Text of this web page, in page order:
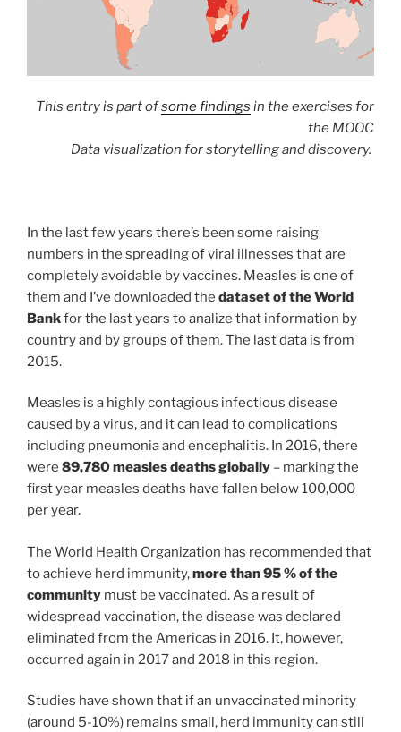
This entry is part ofsome findings in the exercises for
the MOOC
Data visualization for storytelling and discovery.
In the last few years there’s been some raising
numbers in the spreading of viral illnesses that are
completely avoidable by vaccines. Measles is one of
them and I’ve downloaded the dataset of the World
Bankfor the last years to analize that information by
country and by groups of them. The last data is from
2015.
Measles is a highly contagious infectious disease
caused by a virus, and it can lead to complications
including pneumonia and encephalitis. In 2016, there
were 89,780 measles deaths globally – marking the
first year measles deaths have fallen below 100,000
per year.
The World Health Organization has recommended that
to achieve herd immunity,more than 95 % of the
community must be vaccinated. As a result of
widespread vaccination, the disease was declared
eliminated from the Americas in 2016. It, however,
occurred again in 2017 and 2018 in this region.
Studies have shown that if an unvaccinated minority
(around 5-10%) remains small, herd immunity can still